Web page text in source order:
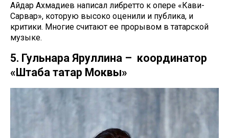
Айдар Ахмадиев написал либретто к опере «Кави-
Сарвар», которую высоко оценили и публика, и
критики. Многие считают ее прорывом в татарской
музыке.
5. Гульнара Яруллина – координатор
«Штаба татар Моквы»